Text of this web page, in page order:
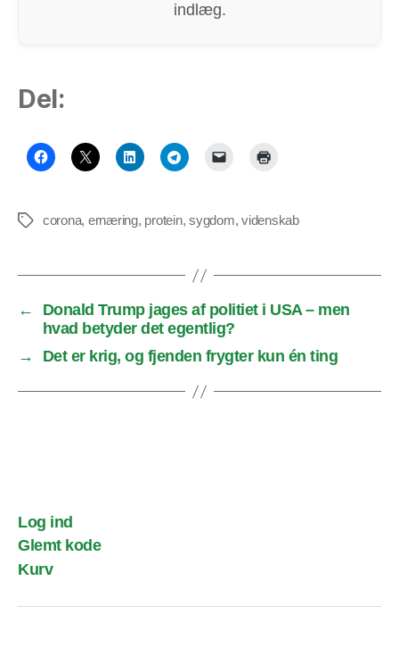
indlæg.
Del:
Tagscorona, ernæring, protein,sygdom,videnskab
←
Donald Trump jages af politiet i USA – men
hvad betyder det egentlig?
→
Det er krig, og fjenden frygter kun én ting
Log ind
Glemt kode
Kurv